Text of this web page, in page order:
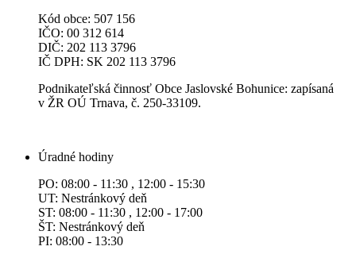
Kód obce: 507 156
IČO: 00 312 614
DIČ: 202 113 3796
IČ DPH: SK 202 113 3796
Podnikateľská činnosť Obce Jaslovské Bohunice: zapísaná
v ŽR OÚ Trnava, č. 250-33109.
Úradné hodiny
PO: 08:00 - 11:30 , 12:00 - 15:30
UT: Nestránkový deň
ST: 08:00 - 11:30 , 12:00 - 17:00
ŠT: Nestránkový deň
PI: 08:00 - 13:30